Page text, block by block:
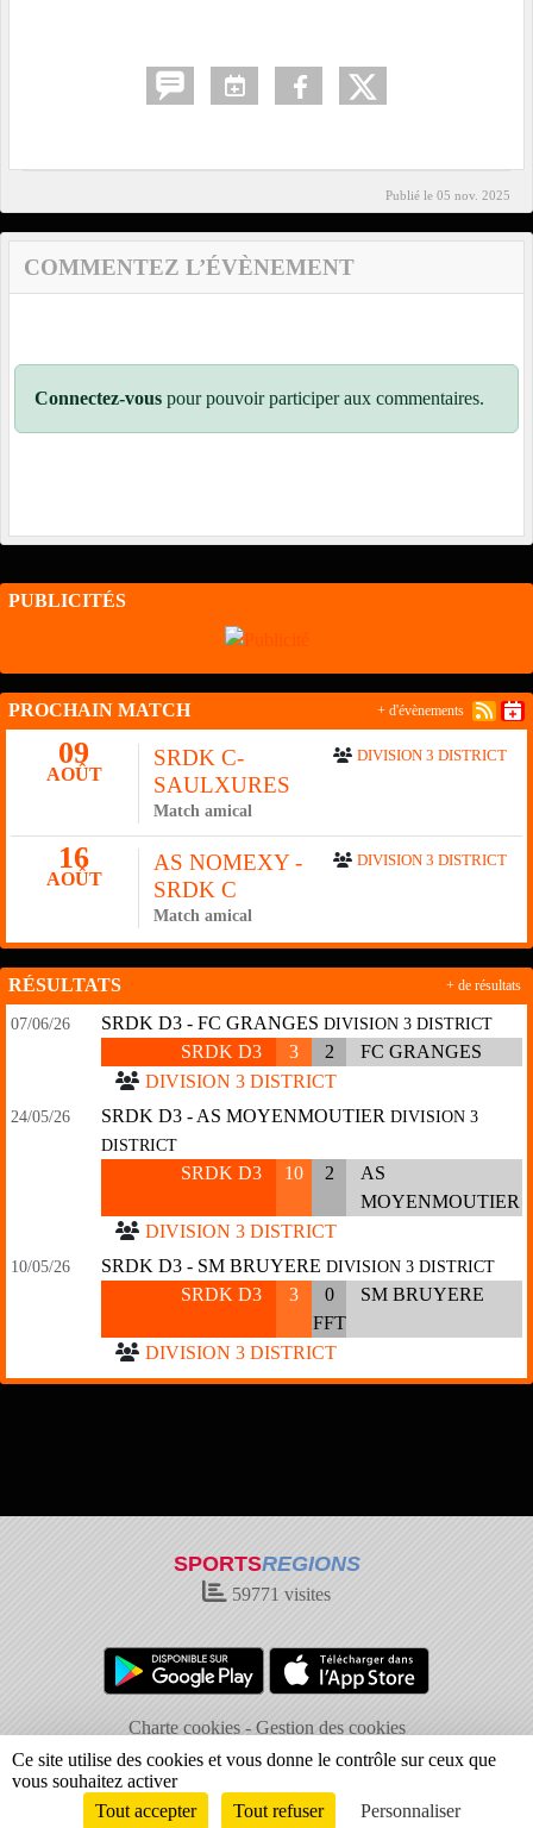
Publié le 05 nov. 2025
COMMENTEZ L’ÉVÈNEMENT
Connectez-vous pour pouvoir participer aux commentaires.
PUBLICITÉS
PROCHAIN MATCH
09
AOÛT
DIVISION 3 DISTRICT
SRDK C-
SAULXURES
Match amical
16
AOÛT
DIVISION 3 DISTRICT
AS NOMEXY -
SRDK C
Match amical
+ d'évènements
RÉSULTATS
07/06/26 SRDK D3 - FC GRANGES DIVISION 3 DISTRICT
SRDK D3 3 2
FC GRANGES
DIVISION 3 DISTRICT
24/05/26 SRDK D3 - AS MOYENMOUTIER DIVISION 3
DISTRICT
SRDK D3 10 2
AS
MOYENMOUTIER
DIVISION 3 DISTRICT
10/05/26 SRDK D3 - SM BRUYERE DIVISION 3 DISTRICT
SRDK D3 3
0
FFT
SM BRUYERE
DIVISION 3 DISTRICT
+ de résultats
SPORTSREGIONS
59771 visites
Charte cookies
Gestion des cookies
Informations légales
Signaler un contenu inapproprié
Envie de participer ? Connexion
Ce site utilise des cookies et vous donne le contrôle sur ceux que
vous souhaitez activer
Tout accepter
Tout refuser Personnaliser